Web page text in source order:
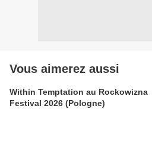
Vous aimerez aussi
Within Temptation au Rockowizna
Festival 2026 (Pologne)